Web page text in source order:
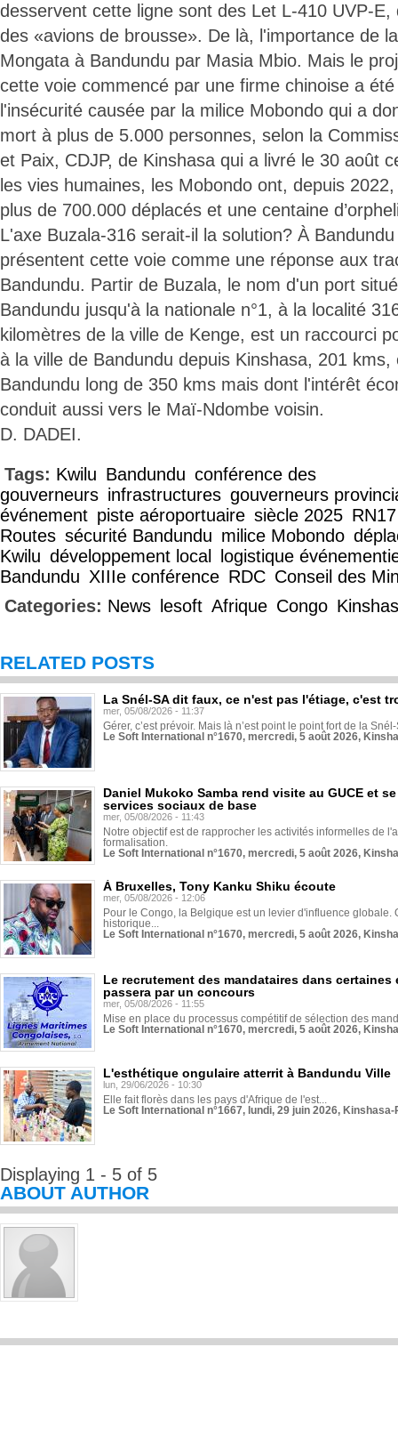
desservent cette ligne sont des Let L-410 UVP-
des «avions de brousse». De là, l'importance de
Mongata à Bandundu par Masia Mbio. Mais le
cette voie commencé par une firme chinoise a
l'insécurité causée par la milice Mobondo qui a
mort à plus de 5.000 personnes, selon la
et Paix, CDJP, de Kinshasa qui a livré le 30 août
les vies humaines, les Mobondo ont, depuis
plus de 700.000 déplacés et une centaine
L'axe Buzala-316 serait-il la solution? À
présentent cette voie comme une réponse aux
Bandundu. Partir de Buzala, le nom d'un port
Bandundu jusqu'à la nationale n°1, à la localité
kilomètres de la ville de Kenge, est un raccourci
à la ville de Bandundu depuis Kinshasa, 201
Bandundu long de 350 kms mais dont l'intérêt
conduit aussi vers le Maï-Ndombe voisin.
D. DADEI.
Tags: Kwilu Bandundu conférence des
gouverneurs infrastructures gouverneurs
événement piste aéroportuaire siècle 2025 RN17
Routes sécurité Bandundu milice Mobondo
Kwilu développement local
logistique
Bandundu XIIIe conférence RDC Conseil des
Categories: News lesoft Afrique Congo
RELATED POSTS
La Snél-SA dit faux, ce n'est pas l'étiage, c'est
mer, 05/08/2026 - 11:37
Gérer, c’est prévoir. Mais là n’est point le point fort de la
Le Soft International n°1670, mercredi, 5 août 2026,
Daniel Mukoko Samba rend visite au GUCE et
services sociaux de base
mer, 05/08/2026 - 11:43
Notre objectif est de rapprocher les activités informelles de
formalisation.
Le Soft International n°1670, mercredi, 5 août 2026,
À Bruxelles, Tony Kanku Shiku écoute
mer, 05/08/2026 - 12:06
Pour le Congo, la Belgique est un levier d'influence globale.
historique...
Le Soft International n°1670, mercredi, 5 août 2026,
Le recrutement des mandataires dans
passera par un concours
mer, 05/08/2026 - 11:55
Mise en place du processus compétitif de sélection des
Le Soft International n°1670, mercredi, 5 août 2026,
L'esthétique ongulaire atterrit à Bandundu Ville
lun, 29/06/2026 - 10:30
Elle fait florès dans les pays d'Afrique de l'est...
Le Soft International n°1667, lundi, 29 juin 2026,
Displaying 1 - 5 of 5
ABOUT AUTHOR